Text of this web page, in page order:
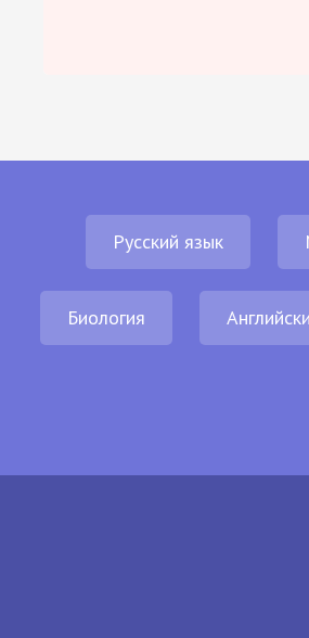
Русский язык
Биология